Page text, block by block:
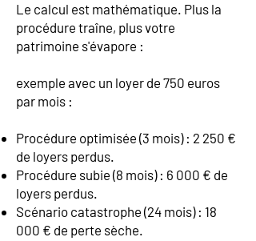
Le calcul est mathématique. Plus la
procédure traîne, plus votre
patrimoine s'évapore :
exemple avec un loyer de 750 euros
par mois :
Procédure optimisée (3 mois) : 2 250 €
de loyers perdus.
Procédure subie (8 mois) : 6 000 € de
loyers perdus.
Scénario catastrophe (24 mois) : 18
000 € de perte sèche.